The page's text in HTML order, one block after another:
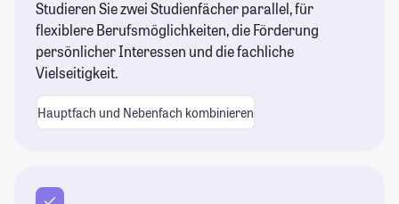
Studieren Sie zwei Studienfächer parallel, für
flexiblere Berufsmöglichkeiten, die Förderung
persönlicher Interessen und die fachliche
Vielseitigkeit.
Hauptfach und Nebenfach kombinieren